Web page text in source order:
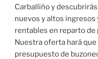
Carballiño y
nuevos y altos ingresos
rentables en reparto
Nuestra oferta hará
presupuesto de